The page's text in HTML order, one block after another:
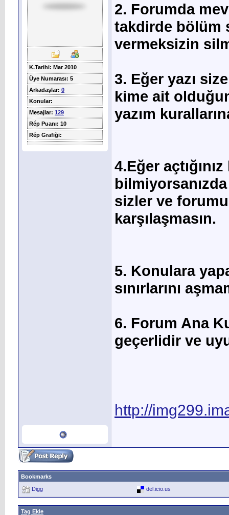
K.Tarihi: Mar 2010
Üye Numarası: 5
Arkadaşlar: 0
Konular:
Mesajlar: 129
Rép Puanı: 10
Rép Grafiği:
2. Forumda
takdirde bölüm
vermeksizin
3. Eğer yazı
kime ait
yazım
4.Eğer
bilmiyorsanızda
sizler ve
karşılaşmasın.
5. Konulara
sınırlarını
6. Forum Ana
geçerlidir ve
http://
Bookmarks
Digg
del.icio.us
Tag Ekle